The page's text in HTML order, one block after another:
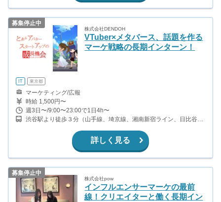
募集停止中
株式会社DENDOH
VTuber×メタバース、話題を作る
マーケ戦略の長期インターン！
IT 東京都
マーケティング/広報
時給 1,500円〜
週3日〜/9:00〜23:00で1日4h〜
渋谷駅より徒歩３分（山手線、埼京線、湘南新宿ライン、日比谷
詳しく見る
募集停止中
株式会社pow
インフルエンサーマーケの最前
線！クリエイターと働く長期イン